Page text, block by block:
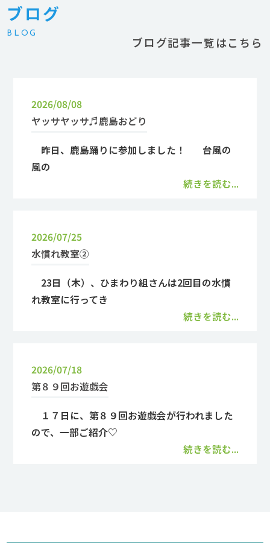
ブログ
BLOG
ブログ記事一覧はこちら
2026/08/08
ヤッサヤッサ♬鹿島おどり
昨日、鹿島踊りに参加しました！ 台風の
風の
続きを読む...
2026/07/25
水慣れ教室②
23日（木）、ひまわり組さんは2回目の水慣
れ教室に行ってき
続きを読む...
2026/07/18
第８９回お遊戯会
１７日に、第８９回お遊戯会が行われました
ので、一部ご紹介♡
続きを読む...